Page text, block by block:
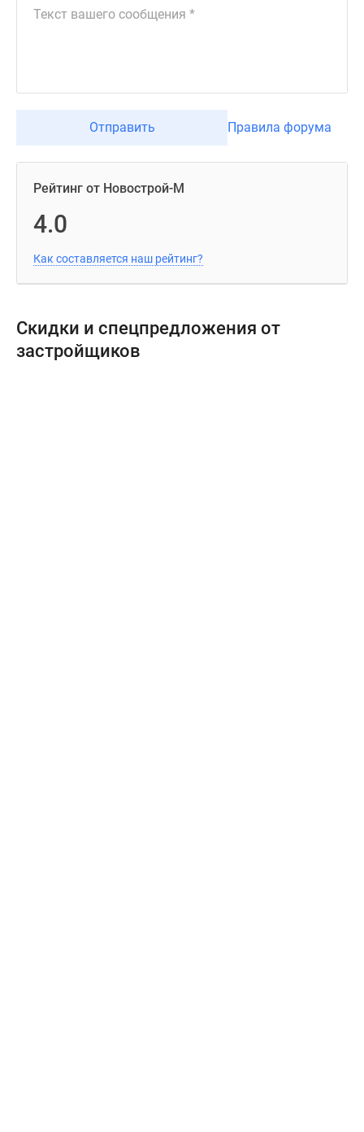
Отправить Правила форума
Рейтинг от Новострой-М
4.0
Как составляется наш рейтинг?
Скидки и спецпредложения от
застройщиков